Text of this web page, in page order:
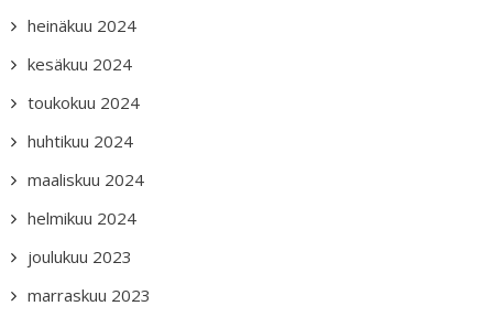
heinäkuu 2024
kesäkuu 2024
toukokuu 2024
huhtikuu 2024
maaliskuu 2024
helmikuu 2024
joulukuu 2023
marraskuu 2023